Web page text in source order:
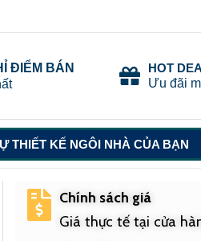
ĐIỂM BÁN
HOT
Ưu đãi
THIẾT KẾ NGÔI NHÀ CỦA BẠN
Chính sách giá
Giá thực tế tại cửa